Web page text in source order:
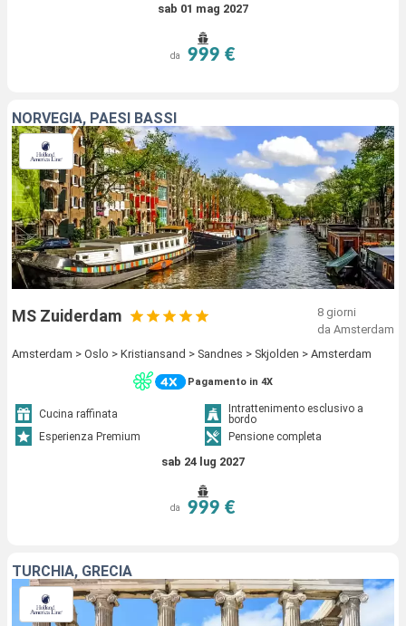
sab 01 mag 2027
da 999 €
NORVEGIA, PAESI BASSI
MS Zuiderdam
8 giorni
da Amsterdam
Amsterdam > Oslo > Kristiansand > Sandnes > Skjolden > Amsterdam
Pagamento in 4X
Cucina raffinata
Intrattenimento esclusivo a
bordo
Esperienza Premium
Pensione completa
sab 24 lug 2027
da 999 €
TURCHIA, GRECIA